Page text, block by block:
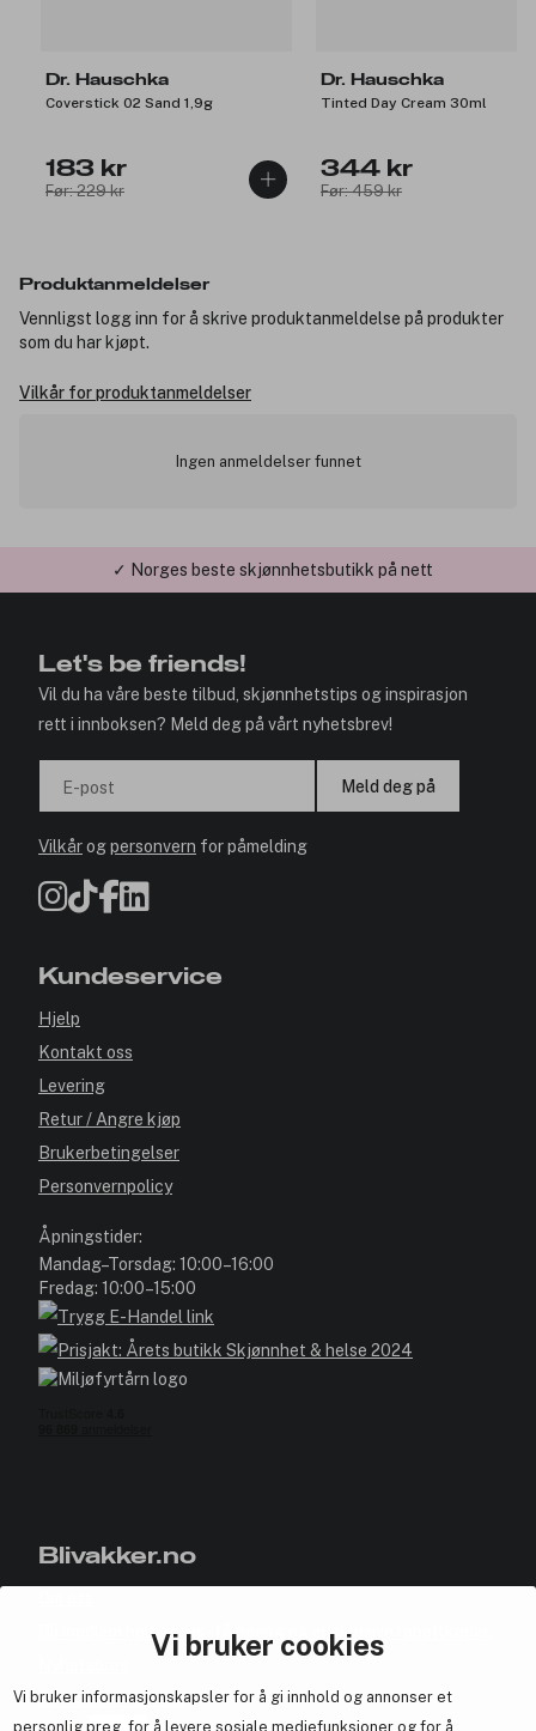
Vi bruker cookies
Vi bruker informasjonskapsler for å gi innhold og annonser et
personlig preg, for å levere sosiale mediefunksjoner og for å
Dr. Hauschka
Coverstick 02 Sand 1,9g
183 kr
Før: 229 kr
Dr. Hauschka
Tinted Day Cream 30ml
344 kr
Før: 459 kr
Produktanmeldelser
Vennligst logg inn for å skrive produktanmeldelse på produkter
som du har kjøpt.
Vilkår for produktanmeldelser
Ingen anmeldelser funnet
✓ Norges beste skjønnhetsbutikk på nett
Let's be friends!
Vil du ha våre beste tilbud, skjønnhetstips og inspirasjon
rett i innboksen? Meld deg på vårt nyhetsbrev!
E-post Meld deg på
Vilkårogpersonvern for påmelding
Kundeservice
Hjelp
Kontakt oss
Levering
Retur / Angre kjøp
Brukerbetingelser
Personvernpolicy
Åpningstider:
Mandag–Torsdag: 10:00–16:00
Fredag: 10:00–15:00
Blivakker.no
Bli medlem helt gratis - få poeng og eksklusive rabattkoder.
Samarbeid med oss